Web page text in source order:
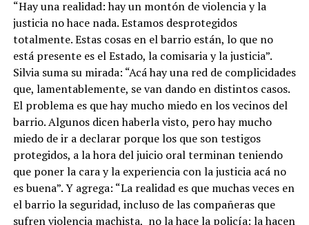
“Hay una realidad: hay un montón de violencia y la
justicia no hace nada. Estamos desprotegidos
totalmente. Estas cosas en el barrio están, lo que no
está presente es el Estado, la comisaria y la justicia”.
Silvia suma su mirada: “Acá hay una red de complicidades
que, lamentablemente, se van dando en distintos casos.
El problema es que hay mucho miedo en los vecinos del
barrio. Algunos dicen haberla visto, pero hay mucho
miedo de ir a declarar porque los que son testigos
protegidos, a la hora del juicio oral terminan teniendo
que poner la cara y la experiencia con la justicia acá no
es buena”. Y agrega: “La realidad es que muchas veces en
el barrio la seguridad, incluso de las compañeras que
sufren violencia machista, no la hace la policía: la hacen